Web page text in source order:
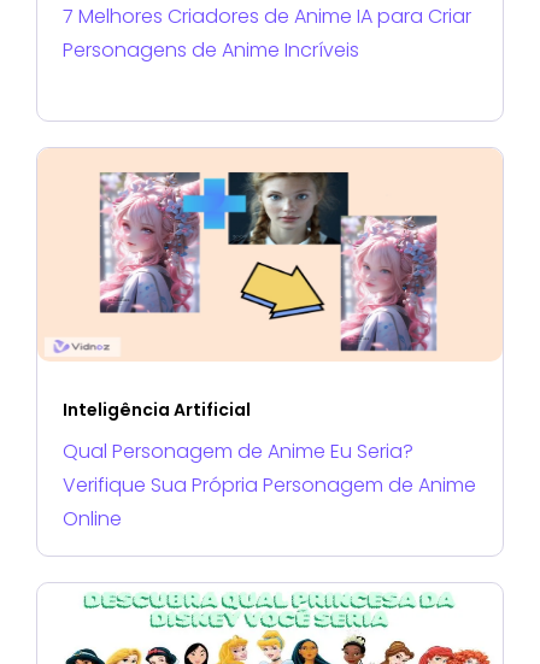
7 Melhores Criadores de Anime IA para Criar
Personagens de Anime Incríveis
Inteligência Artificial
Qual Personagem de Anime Eu Seria?
Verifique Sua Própria Personagem de Anime
Online